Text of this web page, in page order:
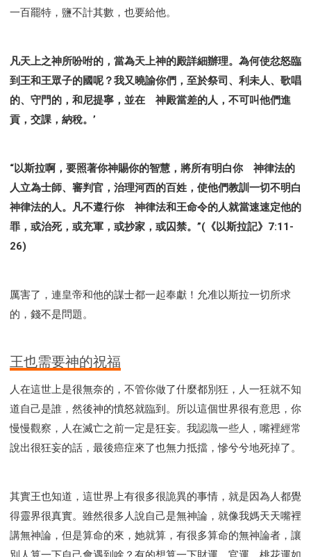
一百罷特，鹽不計其數，也要給他。
凡天上之神所吩咐的，當為天上神的殿詳細辦理。為何使忿怒臨
到王和王眾子的國呢？我又曉諭你們，至於祭司、利未人、歌唱
的、守門的，和尼提寧，並在 神殿當差的人，不可叫他們進
貢，交課，納稅。’
“以斯拉啊，要照著你神賜你的智慧，將所有明白你 神律法的
人立為士師、審判官，治理河西的百姓，使他們教訓一切不明白
神律法的人。凡不遵行你 神律法和王命令的人就當速速定他的
罪，或治死，或充軍，或抄家，或囚禁。”(《以斯拉記》7:11-
26)
厲害了，連皇帝和他的謀士都一起奉獻！允准以斯拉一切所求
的，錢不是問題。
王也需要神的祝福
人在這世上是很無奈的，不管你做了什麼都別狂，人一狂就不知
道自己是誰，然後神的憤怒就臨到。所以這個世界很有意思，你
慢慢觀察，人在滅亡之前一定是狂妄。我認識一些人，嘴裡經常
說出很狂妄的話，最後癌症來了也無力抵擋，慘兮兮地死掉了。
其實王也知道，這世界上有很多很詭異的事情，就是因為人都覺
得靈界很真實。雖然很多人說自己是無神論，就像我媽天天嘴裡
講無神論，但是算命的來，她就算，有很多算命的無神論者，讓